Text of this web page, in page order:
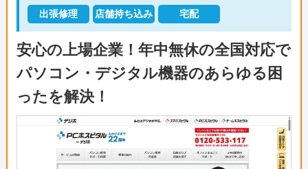
出張修理 店舗持ち込み 宅配
安心の上場企業！年中無休の全国対応で
パソコン・デジタル機器のあらゆる困
ったを解決！